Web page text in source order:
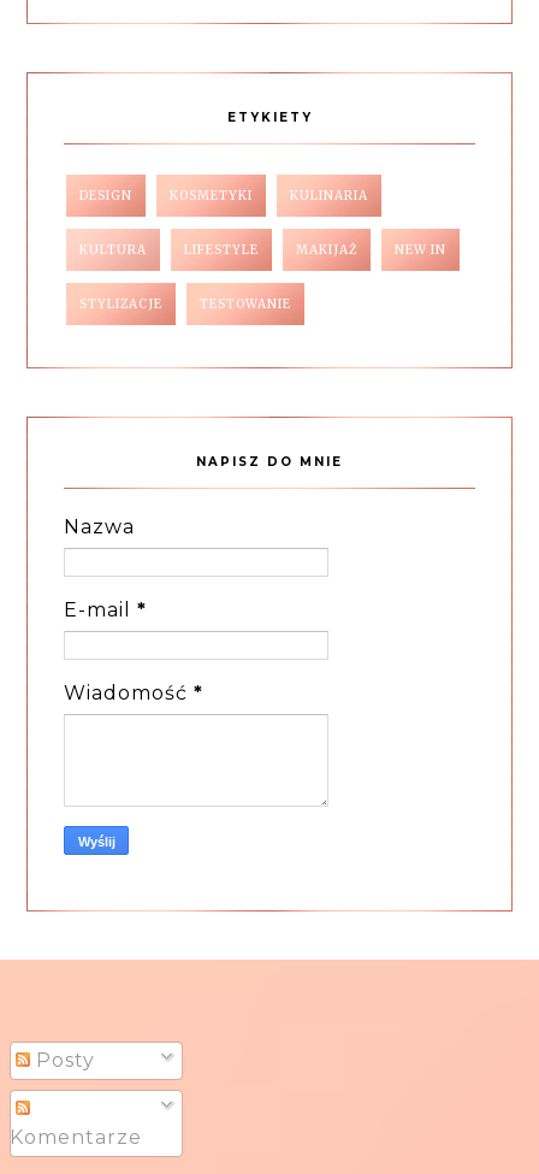
ETYKIETY
DESIGN KOSMETYKI KULINARIA
KULTURA LIFESTYLE MAKIJAŻ NEW IN
STYLIZACJE TESTOWANIE
NAPISZ DO MNIE
Nazwa
E-mail*
Wiadomość*
Posty
Komentarze